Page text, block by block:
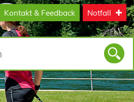
Kontakt & Feedback Notfall